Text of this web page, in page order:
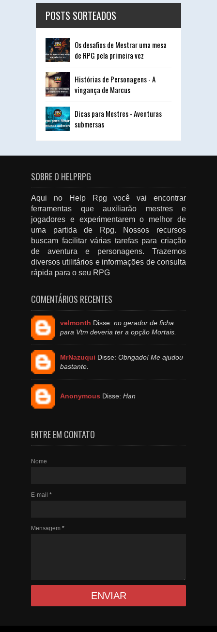
POSTS SORTEADOS
Os desafios de Mestrar uma mesa
de RPG pela primeira vez
Histórias de Personagens - A
vingança de Marcus
Dicas para Mestres - Aventuras
submersas
SOBRE O HELPRPG
Aqui no Help Rpg você vai encontrar
ferramentas que auxiliarão mestres e
jogadores e experimentarem o melhor de
uma partida de Rpg. Nossos recursos
buscam facilitar várias tarefas para criação
de aventura e personagens. Trazemos
diversos utilitários e informações de consulta
rápida para o seu RPG
COMENTÁRIOS RECENTES
velmonth Disse: no gerador de ficha
para Vtm deveria ter a opção Mortais.
MrNazuqui Disse: Obrigado! Me ajudou
bastante.
Anonymous Disse: Han
ENTRE EM CONTATO
Nome
E-mail *
Mensagem *